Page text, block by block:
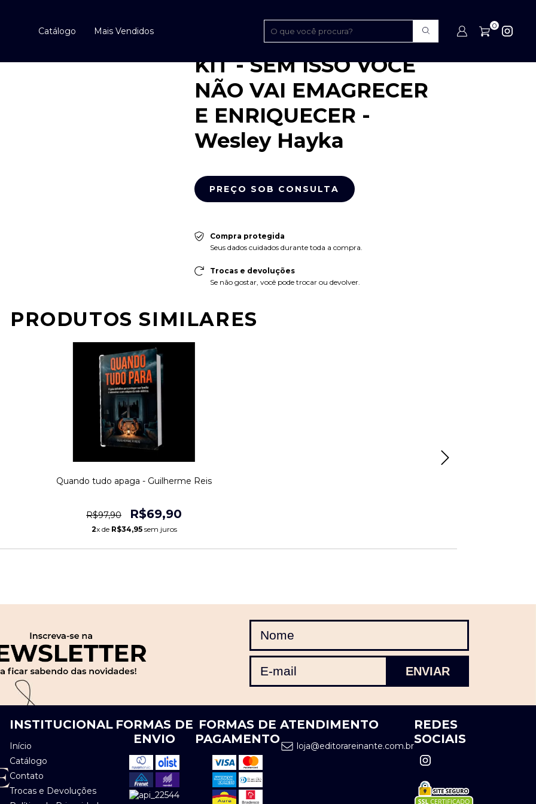
Catálogo Mais Vendidos
0
KIT - SEM ISSO VOCÊ NÃO VAI EMAGRECER E
ENRIQUECER - Wesley Hayka
KIT - SEM ISSO VOCÊ
NÃO VAI EMAGRECER
E ENRIQUECER -
Wesley Hayka
Compra protegida
Seus dados cuidados durante toda a compra.
Trocas e devoluções
Se não gostar, você pode trocar ou devolver.
PRODUTOS SIMILARES
Quando tudo apaga - Guilherme Reis
R$97,90 R$69,90
2x de R$34,95sem juros
INSTITUCIONAL
Início
Catálogo
Contato
Trocas e Devoluções
FORMAS DE
ENVIO
FORMAS DE
PAGAMENTO
ATENDIMENTO
loja@editorareinante.com.br
REDES
SOCIAIS